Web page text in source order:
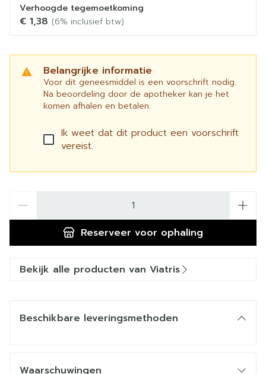
Verhoogde tegemoetkoming
€ 1,38 (6% inclusief btw)
Belangrijke informatie
Voor dit geneesmiddel is een voorschrift nodig.
Na beoordeling door de apotheker kan je het
komen afhalen en betalen.
Ik weet dat dit product een voorschrift
vereist.
Reserveer voor ophaling
Bekijk alle producten van Viatris
Beschikbare leveringsmethoden
Waarschuwingen